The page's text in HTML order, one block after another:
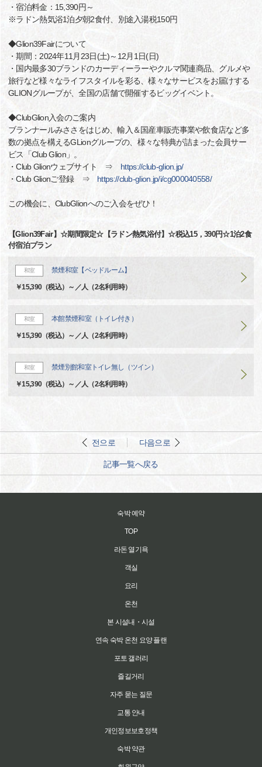
・宿泊料金：15,390円～
※ラドン熱気浴1泊夕朝2食付、別途入湯税150円
◆Glion39Fairについて
・期間：2024年11月23日(土)～12月1日(日)
・国内最多30ブランドのカーディーラーやクルマ関連商品、グルメや
旅行など様々なライフスタイルを彩る、様々なサービスをお届けする
GLIONグループが、全国の店舗で開催するビッグイベント。
◆ClubGlion入会のご案内
ブランナールみささをはじめ、輸入＆国産車販売事業や飲食店など多
数の拠点を構えるGLionグループの、様々な特典が詰まった会員サー
ビス「Club Glion」。
・Club Glionウェブサイト ⇒ https://club-glion.jp/
・Club Glionご登録 ⇒ https://club-glion.jp/i/cg000040558/
この機会に、ClubGlionへのご入会をぜひ！
【Glion39Fair】☆期間限定☆【ラドン熱気浴付】☆税込15，390円☆1泊2食
付宿泊プラン
和室 禁煙和室【ベッドルーム】
￥15,390（税込）～／人（2名利用時）
和室 本館禁煙和室（トイレ付き）
￥15,390（税込）～／人（2名利用時）
和室 禁煙別館和室トイレ無し（ツイン）
￥15,390（税込）～／人（2名利用時）
전으로 다음으로
記事一覧へ戻る
숙박 예약
TOP
라돈 열기욕
객실
요리
온천
본 시설내・시설
연속 숙박 온천 요양 플랜
포토 갤러리
즐길거리
자주 묻는 질문
교통 안내
개인정보보호정책
숙박 약관